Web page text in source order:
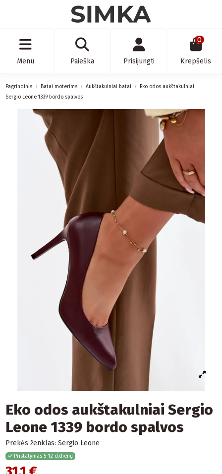
Menu Paieška Prisijungti
0
Krepšelis
Pagrindinis Batai moterims Aukštakulniai batai
Eko odos aukštakulniai
Sergio Leone 1339 bordo spalvos
Eko odos aukštakulniai Sergio
Leone 1339 bordo spalvos
Prekės ženklas: Sergio Leone
Pristatymas 5-12 d.dienų